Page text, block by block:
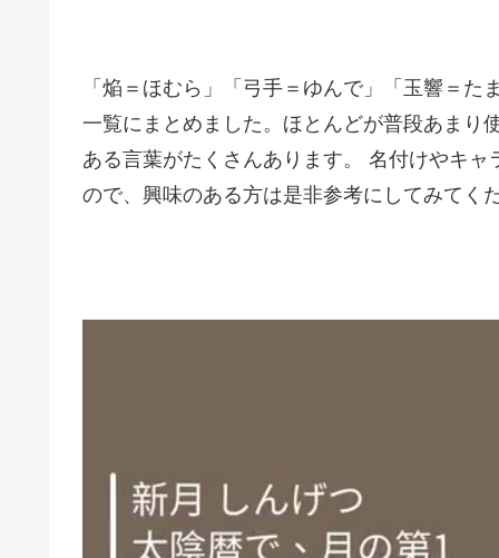
「焔＝ほむら」「弓手＝ゆんで」「玉響＝
一覧にまとめました。ほとんどが普段あまり
ある言葉がたくさんあります。 名付けやキ
ので、興味のある方は是非参考にしてみてく